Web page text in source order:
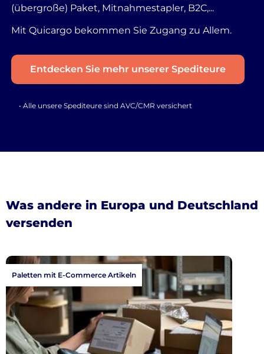
(übergroße) Paket, Mitnahmestapler, B2C,...
Mit Quicargo bekommen Sie Zugang zu Allem.
Entdecken Sie mehr unserer Spediteure
• Alle unsere Spediteure sind AVC/CMR versichert
Was andere in Europa und Deutschland
versenden
Paletten mit E-Commerce Artikeln